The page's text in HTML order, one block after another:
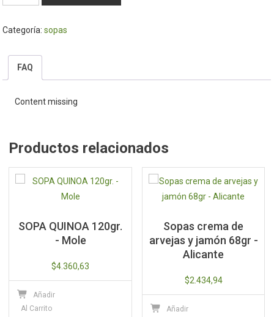
crema
Alicante
cantidad
Categoría:sopas
FAQ
Content missing
Productos relacionados
SOPA QUINOA 120gr.
- Mole
$4.360,63
Añadir
Al Carrito
Sopas crema de
arvejas y jamón 68gr -
Alicante
$2.434,94
Añadir